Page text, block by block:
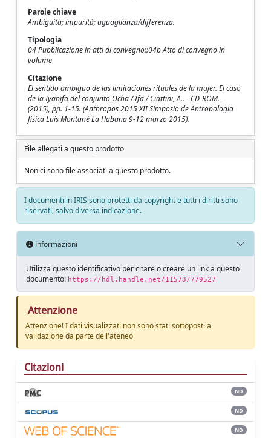
Parole chiave
Ambiguità; impurità; uguaglianza/differenza.
Tipologia
04 Pubblicazione in atti di convegno::04b Atto di convegno in
volume
Citazione
El sentido ambiguo de las limitaciones rituales de la mujer. El caso
de la Iyanifa del conjunto Ocha / Ifa / Ciattini, A.. - CD-ROM. -
(2015), pp. 1-15. (Anthropos 2015 XII Simposio de Antropologia
fisica Luis Montané La Habana 9-12 marzo 2015).
File allegati a questo prodotto
Non ci sono file associati a questo prodotto.
I documenti in IRIS sono protetti da copyright e tutti i diritti sono
riservati, salvo diversa indicazione.
Informazioni
Utilizza questo identificativo per citare o creare un link a questo
documento: https://hdl.handle.net/11573/779527
Attenzione
Attenzione! I dati visualizzati non sono stati sottoposti a
validazione da parte dell'ateneo
Citazioni
ND
ND
ND